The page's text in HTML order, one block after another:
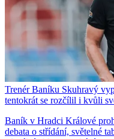
Trenér Baníku Skuhravý
tentokrát se rozčílil i kvůli
Baník v Hradci Králové
debata o střídání, světelné